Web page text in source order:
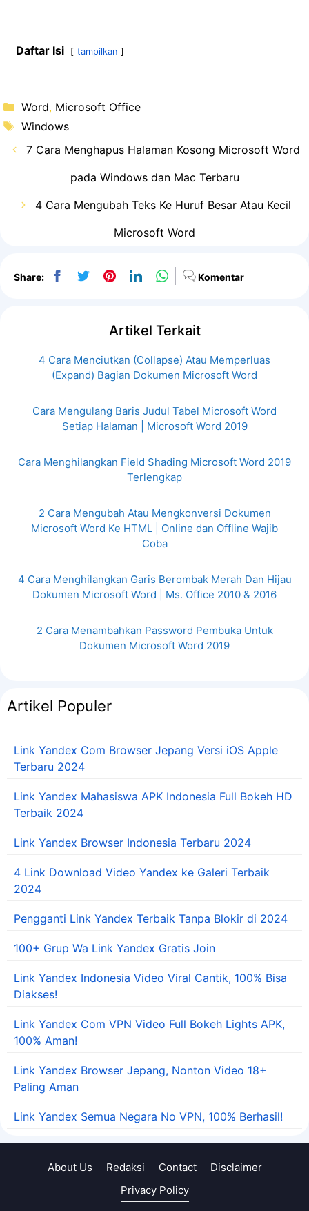
Daftar Isi tampilkan
Kategori
Word, Microsoft Office
Tag
Windows
7 Cara Menghapus Halaman Kosong Microsoft Word
pada Windows dan Mac Terbaru
4 Cara Mengubah Teks Ke Huruf Besar Atau Kecil
Microsoft Word
Share: Komentar
Artikel Terkait
4 Cara Menciutkan (Collapse) Atau Memperluas
(Expand) Bagian Dokumen Microsoft Word
Cara Mengulang Baris Judul Tabel Microsoft Word
Setiap Halaman | Microsoft Word 2019
Cara Menghilangkan Field Shading Microsoft Word 2019
Terlengkap
2 Cara Mengubah Atau Mengkonversi Dokumen
Microsoft Word Ke HTML | Online dan Offline Wajib
Coba
4 Cara Menghilangkan Garis Berombak Merah Dan Hijau
Dokumen Microsoft Word | Ms. Office 2010 & 2016
2 Cara Menambahkan Password Pembuka Untuk
Dokumen Microsoft Word 2019
Artikel Populer
Link Yandex Com Browser Jepang Versi iOS Apple
Terbaru 2024
Link Yandex Mahasiswa APK Indonesia Full Bokeh HD
Terbaik 2024
Link Yandex Browser Indonesia Terbaru 2024
4 Link Download Video Yandex ke Galeri Terbaik
2024
Pengganti Link Yandex Terbaik Tanpa Blokir di 2024
100+ Grup Wa Link Yandex Gratis Join
Link Yandex Indonesia Video Viral Cantik, 100% Bisa
Diakses!
Link Yandex Com VPN Video Full Bokeh Lights APK,
100% Aman!
Link Yandex Browser Jepang, Nonton Video 18+
Paling Aman
Link Yandex Semua Negara No VPN, 100% Berhasil!
About Us Redaksi Contact
Disclaimer
Privacy Policy